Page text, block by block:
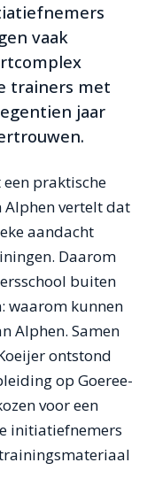
vaak
trainers met
jaar
praktische
Alphen vertelt dat
aandacht
Daarom
buiten
waarom kunnen
Alphen. Samen
ontstond
op Goeree-
voor een
initiatiefnemers